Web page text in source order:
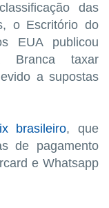
das
o Escritório do
EUA publicou
Branca taxar
a supostas
brasileiro, que
de pagamento
e Whatsapp